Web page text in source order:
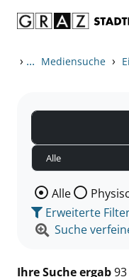
› ... Mediensuche ›
Wählen Sie die
Alle
Erweiterte
Suche
Ihre Suche ergab